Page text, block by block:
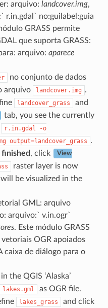
arquivo: landcover.img,
r.in.gdal` no:guilabel:guia
GRASS permite
que suporta GRASS:
arquivo: aparece
no conjunto de dados
arquivo
landcover.img .
landcover_grass
and
tab, you see the currently
r.in.gdal
-o
output=landcover_grass .
, click View
raster layer is now
be visualized in the
GML: arquivo
arquivo:` v.in.ogr`
. Este módulo GRASS
OGR apoiados
caixa de diálogo para o
in the QGIS ‘Alaska’
lakes.gml
as OGR file.
lakes_grass and click